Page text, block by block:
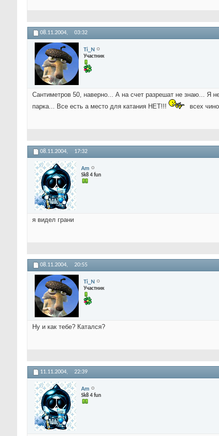
08.11.2004, 03:32
Ti_N
Участник
Сантиметров 50, наверно... А на счет разрешат не знаю... Я
парка... Все есть а место для катания НЕТ!!!
всех
08.11.2004, 17:32
Am
Sk8 4 fun
я видел грани
08.11.2004, 20:55
Ti_N
Участник
Ну и как тебе? Катался?
11.11.2004, 22:39
Am
Sk8 4 fun